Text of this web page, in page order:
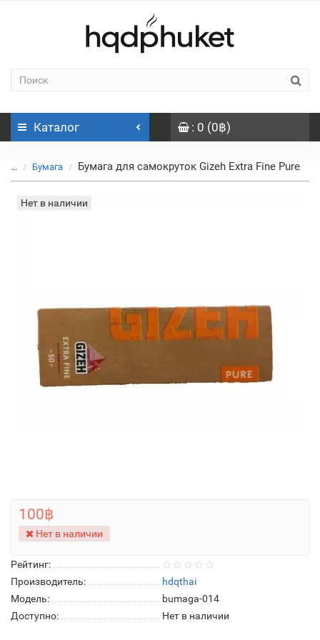
Каталог : 0 (0฿)
... Бумага Бумага для самокруток Gizeh Extra Fine Pure
Нет в наличии
Рейтинг:
Производитель:
hdqthai
Модель:
bumaga-014
Доступно:
Нет в наличии
100฿
Нет в наличии